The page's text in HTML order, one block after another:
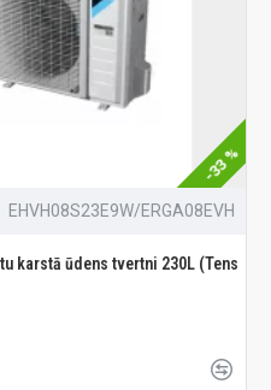
-33 %
EHVH08S23E9W/ERGA08EVH
karstā ūdens tvertni 230L (Tens